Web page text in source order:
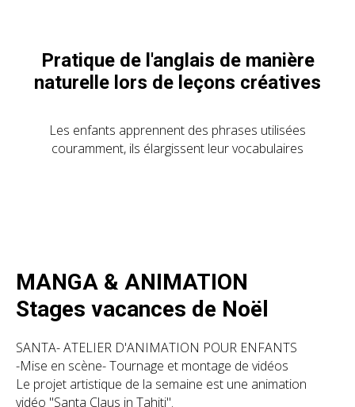
Pratique de l'anglais de manière
naturelle lors de leçons créatives
Les enfants apprennent des phrases utilisées
couramment, ils élargissent leur vocabulaires
MANGA & ANIMATION
Stages vacances de Noël
SANTA- ATELIER D'ANIMATION POUR ENFANTS
-Mise en scène- Tournage et montage de vidéos
Le projet artistique de la semaine est une animation
vidéo "Santa Claus in Tahiti".